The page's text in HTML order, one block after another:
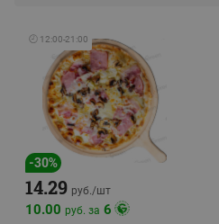
🕘 12:00-21:00
-30%
14.29 руб./шт
10.00 руб. за 6